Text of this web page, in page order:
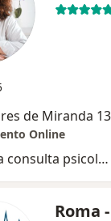
de Miranda
Online
Primeira consulta psicologia
Roma